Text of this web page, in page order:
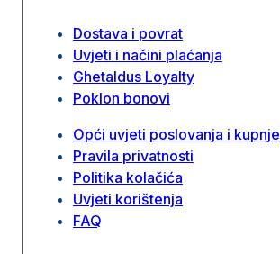
Dostava i povrat
Uvjeti i načini plaćanja
Ghetaldus Loyalty
Poklon bonovi
Opći uvjeti poslovanja i kupnje
Pravila privatnosti
Politika kolačića
Uvjeti korištenja
FAQ